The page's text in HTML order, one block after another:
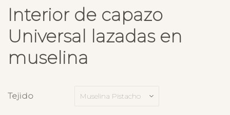
Interior de capazo
Universal lazadas en
muselina
Tejido